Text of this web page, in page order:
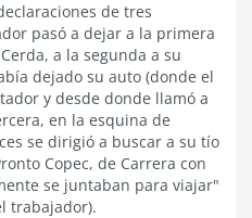
de tres
pasó a dejar a la primera
a la segunda a su
dejado su auto (donde el
y desde donde llamó a
en la esquina de
se dirigió a buscar a su tío
Copec, de Carrera con
se juntaban para viajar"
trabajador).